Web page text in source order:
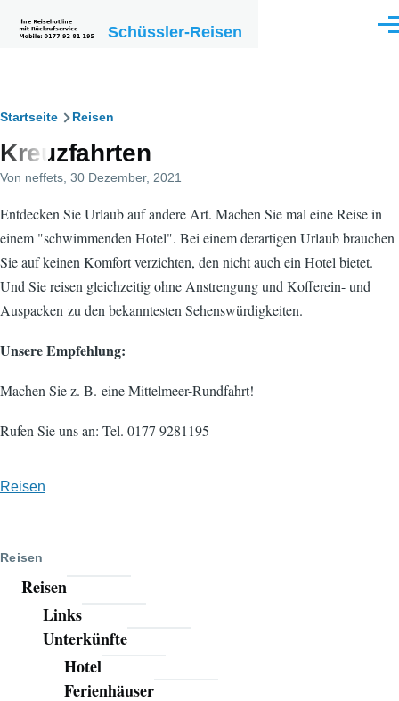
Schüssler-Reisen
Pfadnavigation
Startseite Reisen
Kreuzfahrten
Von neffets , 30 Dezember, 2021
Entdecken Sie Urlaub auf andere Art. Machen Sie mal eine Reise in
einem "schwimmenden Hotel". Bei einem derartigen Urlaub brauchen
Sie auf keinen Komfort verzichten, den nicht auch ein Hotel bietet.
Und Sie reisen gleichzeitig ohne Anstrengung und Kofferein- und
Auspacken zu den bekanntesten Sehenswürdigkeiten.
Unsere Empfehlung:
Machen Sie z. B. eine Mittelmeer-Rundfahrt!
Rufen Sie uns an: Tel. 0177 9281195
Reisen
Reisen
Reisen
Links
Unterkünfte
Hotel
Ferienhäuser